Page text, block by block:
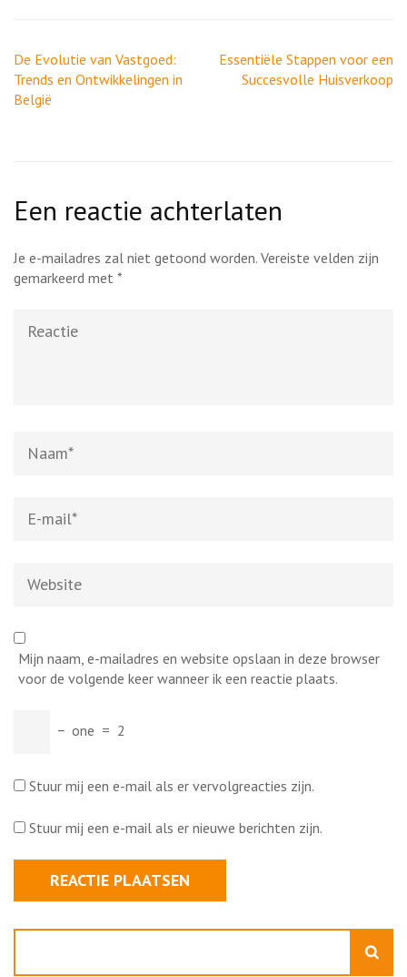
Berichtnavigatie
De Evolutie van Vastgoed:
Trends en Ontwikkelingen in
België
Essentiële Stappen voor een
Succesvolle Huisverkoop
Een reactie achterlaten
Je e-mailadres zal niet getoond worden. Vereiste velden zijn
gemarkeerd met *
mail*
Mijn naam, e-mailadres en website opslaan in deze browser
voor de volgende keer wanneer ik een reactie plaats.
− one = 2
Stuur mij een e-mail als er vervolgreacties zijn.
Stuur mij een e-mail als er nieuwe berichten zijn.